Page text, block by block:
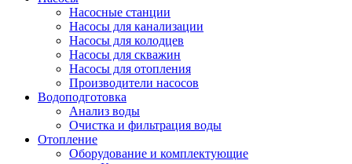
Насосные станции
Насосы для канализации
Насосы для колодцев
Насосы для скважин
Насосы для отопления
Производители насосов
Водоподготовка
Анализ воды
Очистка и фильтрация воды
Отопление
Оборудование и комплектующие